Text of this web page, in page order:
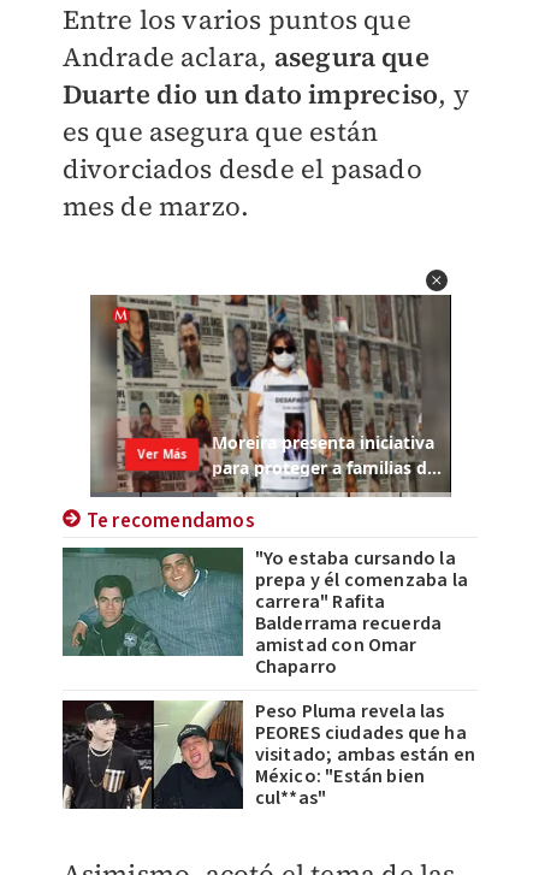
Entre los varios puntos que
Andrade aclara, asegura que
Duarte dio un dato impreciso, y
es que asegura que están
divorciados desde el pasado
mes de marzo.
Te recomendamos
"Yo estaba cursando la
prepa y él comenzaba la
carrera" Rafita
Balderrama recuerda
amistad con Omar
Chaparro
Peso Pluma revela las
PEORES ciudades que ha
visitado; ambas están en
México: "Están bien
cul**as"